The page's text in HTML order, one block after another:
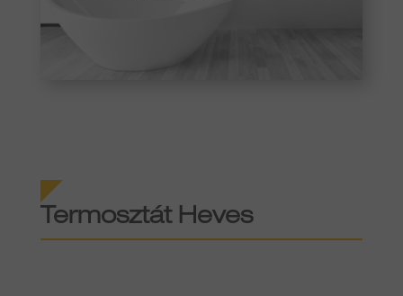
Termosztát Heves